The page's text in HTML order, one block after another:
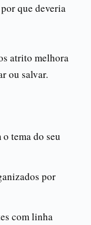
que deveria
atrito melhora
ou salvar.
tema do seu
por
com linha